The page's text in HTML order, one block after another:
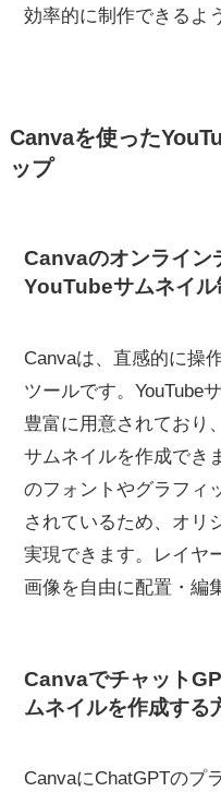
効率的に制作できるよ
Canvaを使った
ップ
Canvaのオンライン
YouTubeサムネイル
Canvaは、直感的に操
ツールです。YouTube
豊富に用意されており
サムネイルを作成でき
のフォントやグラフィ
されているため、オリ
実現できます。レイヤ
画像を自由に配置・編
Canvaでチャット
ムネイルを作成する
CanvaにChatGPTのプ